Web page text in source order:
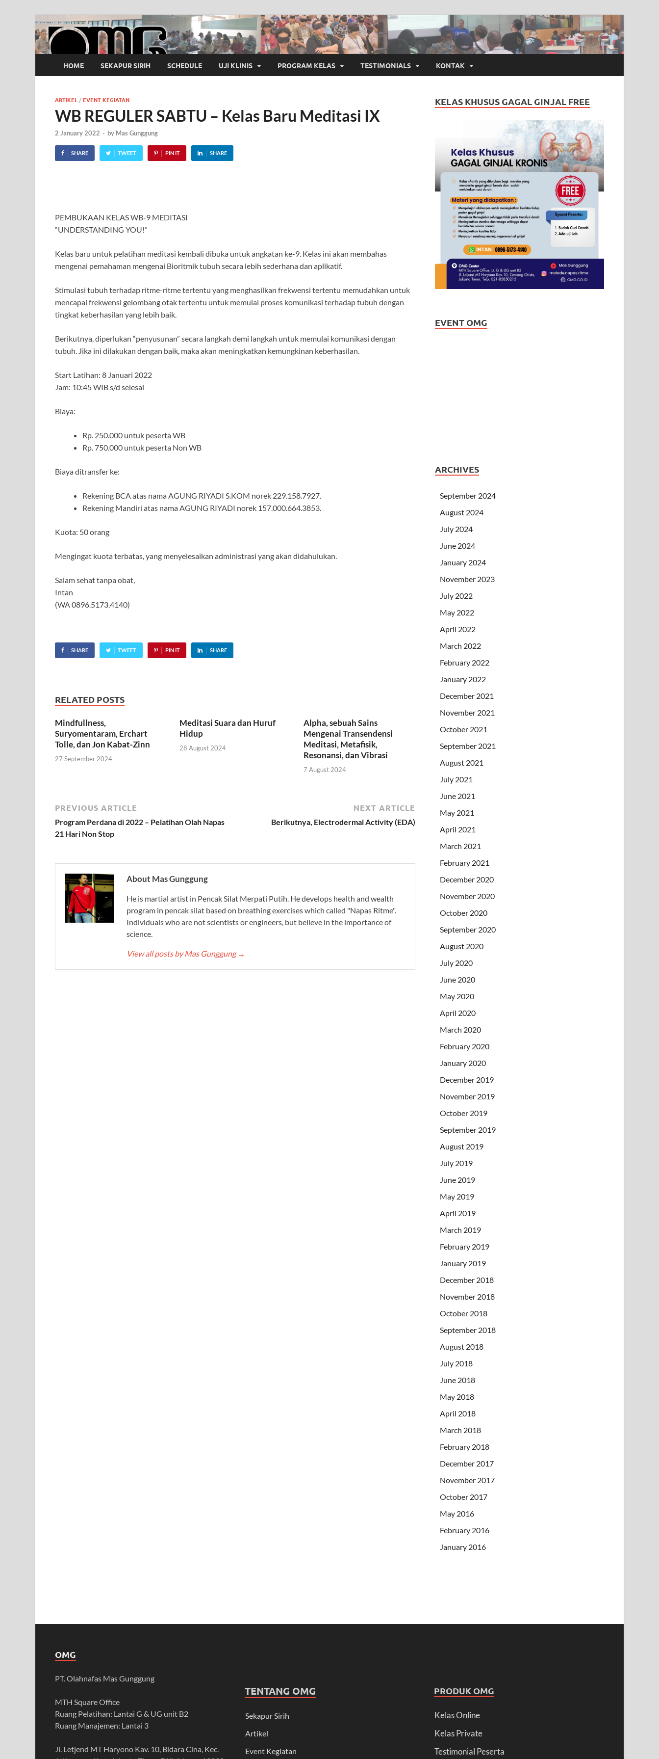
OMG
Pusat Pelatihan Olah Napas Modern
HOME SEKAPUR SIRIH SCHEDULE UJI KLINIS PROGRAM KELAS TESTIMONIALS KONTAK
ARTIKEL /EVENT KEGIATAN
WB REGULER SABTU – Kelas Baru Meditasi IX
2 January 2022 - by Mas Gunggung
SHARE TWEET PIN IT SHARE
PEMBUKAAN KELAS WB-9 MEDITASI
“UNDERSTANDING YOU!”
Kelas baru untuk pelatihan meditasi kembali dibuka untuk angkatan ke-9. Kelas ini akan membahas
mengenai pemahaman mengenai Bioritmik tubuh secara lebih sederhana dan aplikatif.
Stimulasi tubuh terhadap ritme-ritme tertentu yang menghasilkan frekwensi tertentu memudahkan untuk
mencapai frekwensi gelombang otak tertentu untuk memulai proses komunikasi terhadap tubuh dengan
tingkat keberhasilan yang lebih baik.
Berikutnya, diperlukan “penyusunan” secara langkah demi langkah untuk memulai komunikasi dengan
tubuh. Jika ini dilakukan dengan baik, maka akan meningkatkan kemungkinan keberhasilan.
Start Latihan: 8 Januari 2022
Jam: 10:45 WIB s/d selesai
Biaya:
Rp. 250.000 untuk peserta WB
Rp. 750.000 untuk peserta Non WB
Biaya ditransfer ke:
Rekening BCA atas nama AGUNG RIYADI S.KOM norek 229.158.7927.
Rekening Mandiri atas nama AGUNG RIYADI norek 157.000.664.3853.
Kuota: 50 orang
Mengingat kuota terbatas, yang menyelesaikan administrasi yang akan didahulukan.
Salam sehat tanpa obat,
Intan
(WA 0896.5173.4140)
SHARE TWEET PIN IT SHARE
RELATED POSTS
Mindfullness,
Suryomentaram, Erchart
Tolle, dan Jon Kabat-Zinn
27 September 2024
Meditasi Suara dan Huruf
Hidup
28 August 2024
Alpha, sebuah Sains
Mengenai Transendensi
Meditasi, Metafisik,
Resonansi, dan Vibrasi
7 August 2024
PREVIOUS ARTICLE
Program Perdana di 2022 – Pelatihan Olah Napas
21 Hari Non Stop
NEXT ARTICLE
Berikutnya, Electrodermal Activity (EDA)
About Mas Gunggung
He is martial artist in Pencak Silat Merpati Putih. He develops health and wealth
program in pencak silat based on breathing exercises which called "Napas Ritme".
Individuals who are not scientists or engineers, but believe in the importance of
science.
View all posts by Mas Gunggung →
KELAS KHUSUS GAGAL GINJAL FREE
EVENT OMG
ARCHIVES
September 2024
August 2024
July 2024
June 2024
January 2024
November 2023
July 2022
May 2022
April 2022
March 2022
February 2022
January 2022
December 2021
November 2021
October 2021
September 2021
August 2021
July 2021
June 2021
May 2021
April 2021
March 2021
February 2021
December 2020
November 2020
October 2020
September 2020
August 2020
July 2020
June 2020
May 2020
April 2020
March 2020
February 2020
January 2020
December 2019
November 2019
October 2019
September 2019
August 2019
July 2019
June 2019
May 2019
April 2019
March 2019
February 2019
January 2019
December 2018
November 2018
October 2018
September 2018
August 2018
July 2018
June 2018
May 2018
April 2018
March 2018
February 2018
December 2017
November 2017
October 2017
May 2016
February 2016
January 2016
OMG
PT. Olahnafas Mas Gunggung
MTH Square Office
Ruang Pelatihan: Lantai G & UG unit B2
Ruang Manajemen: Lantai 3
Jl. Letjend MT Haryono Kav. 10, Bidara Cina, Kec.
TENTANG OMG
Sekapur Sirih
Artikel
Event Kegiatan
PRODUK OMG
Kelas Online
Kelas Private
Testimonial Peserta